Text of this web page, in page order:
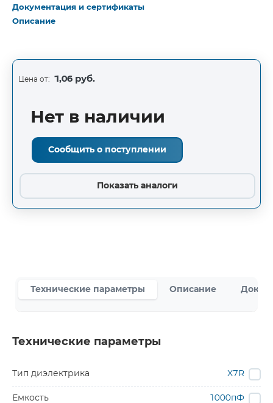
Документация и сертификаты
Описание
Цена от: 1,06 руб.
Нет в наличии
Сообщить о поступлении
Показать аналоги
Технические параметры Описание
Технические параметры
Тип диэлектрика X7R
Емкость 1000пФ